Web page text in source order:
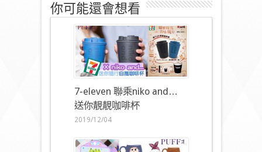
你可能還會想看
7-eleven 聯乘niko and…
送你靚靚咖啡杯
2019/12/04